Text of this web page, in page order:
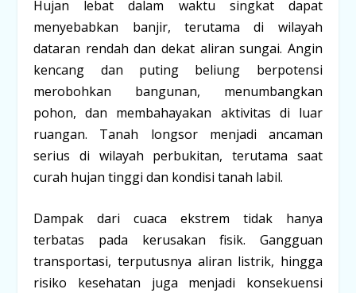
Hujan lebat dalam waktu singkat dapat
menyebabkan banjir, terutama di wilayah
dataran rendah dan dekat aliran sungai. Angin
kencang dan puting beliung berpotensi
merobohkan bangunan, menumbangkan
pohon, dan membahayakan aktivitas di luar
ruangan. Tanah longsor menjadi ancaman
serius di wilayah perbukitan, terutama saat
curah hujan tinggi dan kondisi tanah labil.
Dampak dari cuaca ekstrem tidak hanya
terbatas pada kerusakan fisik. Gangguan
transportasi, terputusnya aliran listrik, hingga
risiko kesehatan juga menjadi konsekuensi